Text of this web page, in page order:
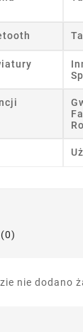
nie dodano